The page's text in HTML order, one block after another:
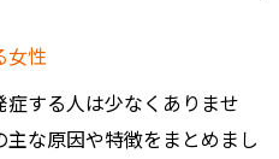
する人は少なくありませ
な原因や特徴をまとめまし